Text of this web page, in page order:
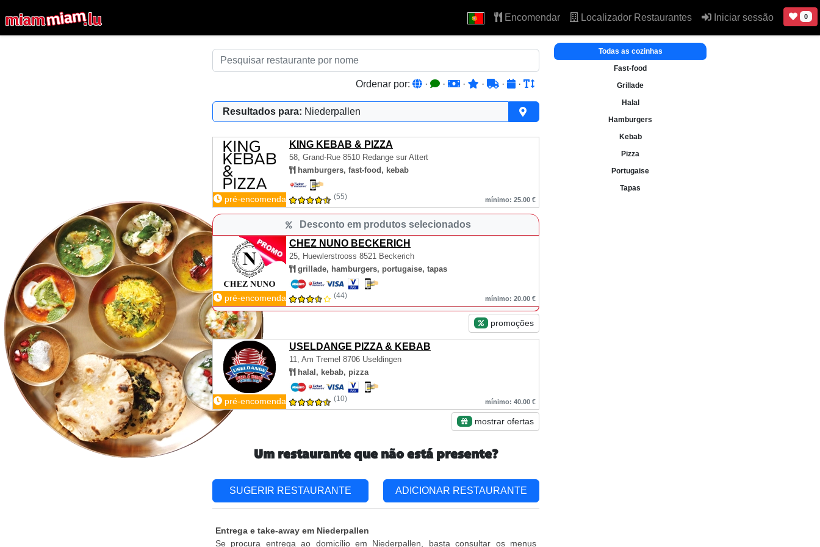
Encomendar Localizador Restaurantes Iniciar sessão 0
Ordenar por: · · · · · ·
Resultados para: Niederpallen
KING KEBAB & PIZZA
58, Grand-Rue 8510 Redange sur Attert
hamburgers, fast-food, kebab
pré-encomenda (55) mínimo: 25.00 €
Desconto em produtos selecionados
CHEZ NUNO BECKERICH
25, Huewlerstrooss 8521 Beckerich
grillade, hamburgers, portugaise, tapas
pré-encomenda (44) mínimo: 20.00 €
promoções
USELDANGE PIZZA & KEBAB
11, Am Tremel 8706 Useldingen
halal, kebab, pizza
pré-encomenda (10) mínimo: 40.00 €
mostrar ofertas
Todas as cozinhas
Fast-food
Grillade
Halal
Hamburgers
Kebab
Pizza
Portugaise
Tapas
Um restaurante que não está presente?
SUGERIR RESTAURANTE ADICIONAR RESTAURANTE
Entrega e take-away em Niederpallen
Se procura entrega ao domicílio em Niederpallen, basta consultar os menus